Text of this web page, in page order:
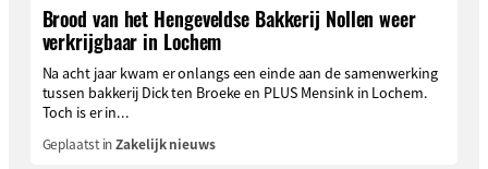
Brood van het Hengeveldse Bakkerij Nollen weer
verkrijgbaar in Lochem
Na acht jaar kwam er onlangs een einde aan de samenwerking
tussen bakkerij Dick ten Broeke en PLUS Mensink in Lochem.
Toch is er in...
Geplaatst inZakelijk nieuws